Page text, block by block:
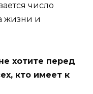
число
жизни и
хотите перед
кто имеет к